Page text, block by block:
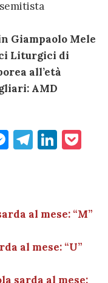
Giampaolo Mele
Liturgici di
all’età
AMD
M
g
er
T
a
Li
dI
n
et
al mese: “M”
al mese: “U”
sarda al mese: